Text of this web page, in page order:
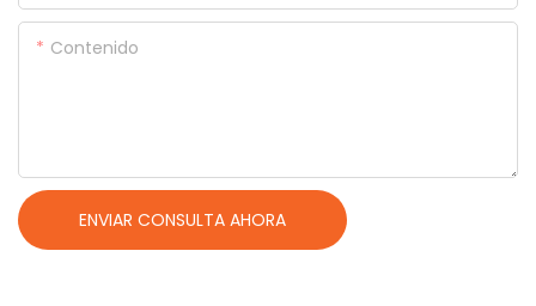
Contenido
ENVIAR CONSULTA AHORA